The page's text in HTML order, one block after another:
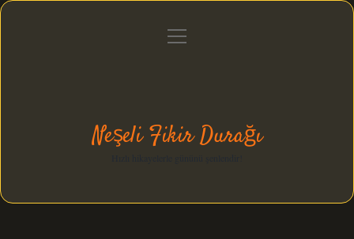
Gizlilik Politikası
menüyü
Neşeli Fikir Durağı